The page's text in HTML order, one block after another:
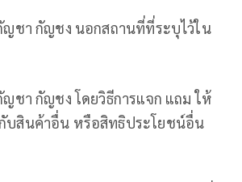
ญชา กัญชง นอกสถานที่ที่ระบุไว้ใน
ชา กัญชง โดยวิธีการแจก แถม ให้
บสินค้าอื่น หรือสิทธิประโยชน์อื่น